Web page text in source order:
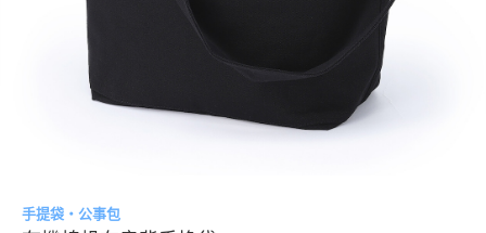
手提袋・公事包